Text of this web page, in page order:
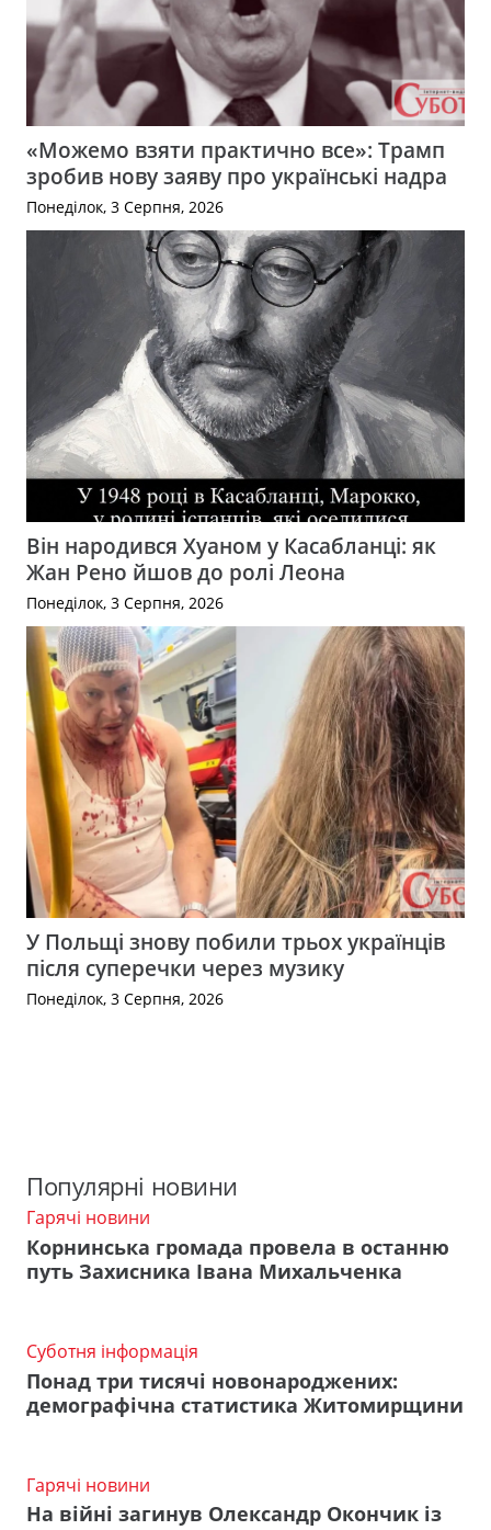
«Можемо взяти практично все»: Трамп
зробив нову заяву про українські надра
Понеділок, 3 Серпня, 2026
Він народився Хуаном у Касабланці: як
Жан Рено йшов до ролі Леона
Понеділок, 3 Серпня, 2026
У Польщі знову побили трьох українців
після суперечки через музику
Понеділок, 3 Серпня, 2026
Популярні новини
Гарячі новини
Корнинська громада провела в останню
путь Захисника Івана Михальченка
Суботня інформація
Понад три тисячі новонароджених:
демографічна статистика Житомирщини
Гарячі новини
На війні загинув Олександр Окончик із